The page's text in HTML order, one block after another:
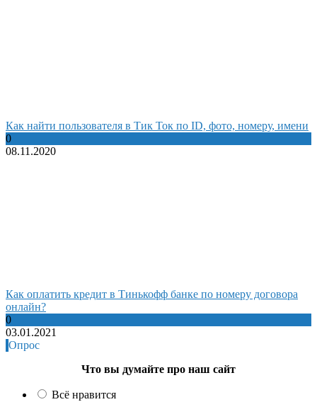
Как найти пользователя в Тик Ток по ID, фото, номеру, имени
0
08.11.2020
Как оплатить кредит в Тинькофф банке по номеру договора
онлайн?
0
03.01.2021
Опрос
Что вы думайте про наш сайт
Всё нравится